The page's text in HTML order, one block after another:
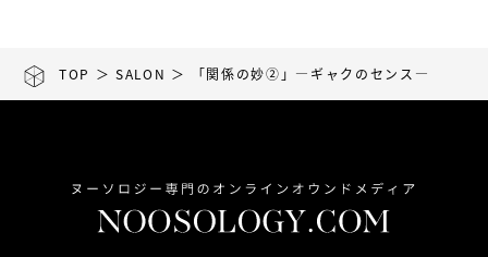
TOP ＞SALON ＞ 「関係の妙②」―ギャクのセンス―